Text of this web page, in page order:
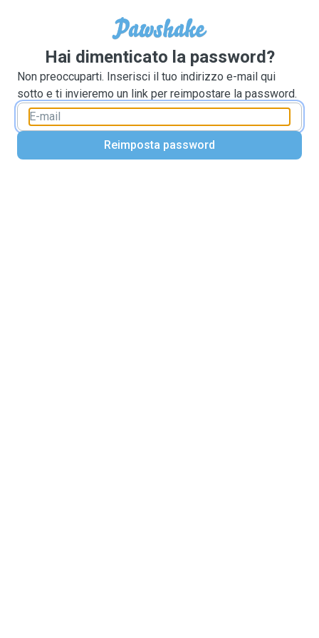
Hai dimenticato la password?
Non preoccuparti. Inserisci il tuo indirizzo e-mail qui
sotto e ti invieremo un link per reimpostare la password.
Reimposta password